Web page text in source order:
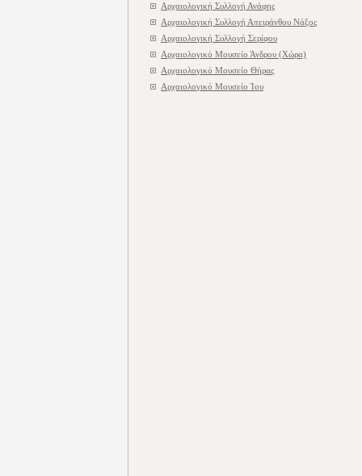
Αρχαιολογική Συλλογή Ανάφης
Αρχαιολογική Συλλογή Απειράνθου Νάξος
Αρχαιολογική Συλλογή Σερίφου
Αρχαιολογικό Μουσείο Άνδρου (Χώρα)
Αρχαιολογικό Μουσείο Θήρας
Αρχαιολογικό Μουσείο Ίου